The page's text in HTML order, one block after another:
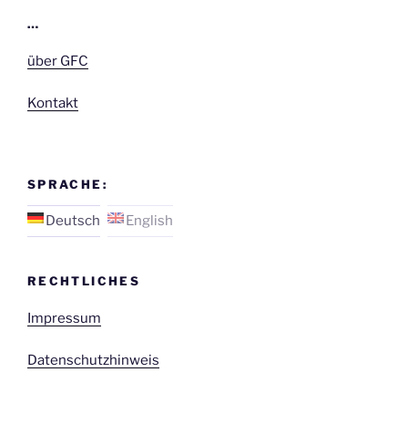
…
über GFC
Kontakt
SPRACHE:
Deutsch English
RECHTLICHES
Impressum
Datenschutzhinweis